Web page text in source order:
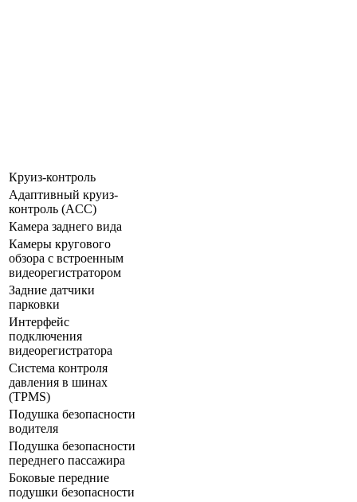
Круиз-контроль
Адаптивный круиз-
контроль (ACC)
Камера заднего вида
Камеры кругового
обзора с встроенным
видеорегистратором
Задние датчики
парковки
Интерфейс
подключения
видеорегистратора
Система контроля
давления в шинах
(TPMS)
Подушка безопасности
водителя
Подушка безопасности
переднего пассажира
Боковые передние
подушки безопасности